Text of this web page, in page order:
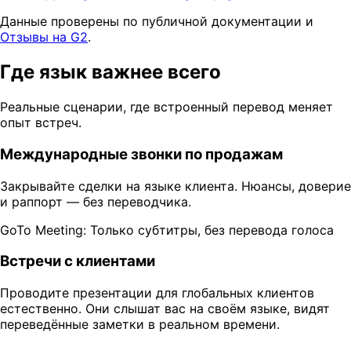
Данные проверены по публичной документации и
Отзывы на G2.
Где язык важнее всего
Реальные сценарии, где встроенный перевод меняет
опыт встреч.
Международные звонки по продажам
Закрывайте сделки на языке клиента. Нюансы, доверие
и раппорт — без переводчика.
GoTo Meeting: Только субтитры, без перевода голоса
Встречи с клиентами
Проводите презентации для глобальных клиентов
естественно. Они слышат вас на своём языке, видят
переведённые заметки в реальном времени.